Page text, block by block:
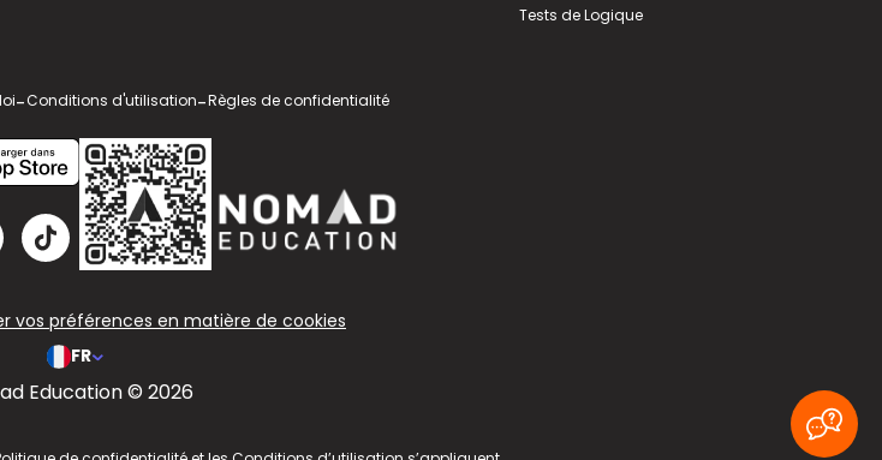
Tests de Logique
-Conditions d'utilisation-Règles de confidentialité
vos préférences en matière de cookies
FR
Education © 2026